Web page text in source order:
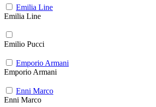
Emilia Line
Emilia Line
Emilio Pucci
Emporio Armani
Emporio Armani
Enni Marco
Enni Marco